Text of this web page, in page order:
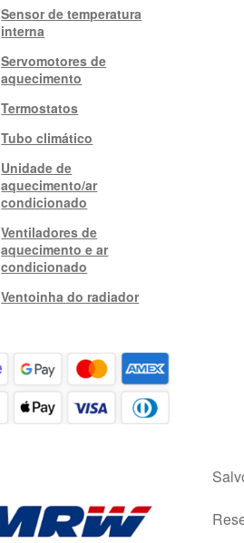
Sensor de temperatura
interna
Servomotores de
aquecimento
Termostatos
Tubo climático
Unidade de
aquecimento/ar
condicionado
Ventiladores de
aquecimento e ar
condicionado
Ventoinha do radiador